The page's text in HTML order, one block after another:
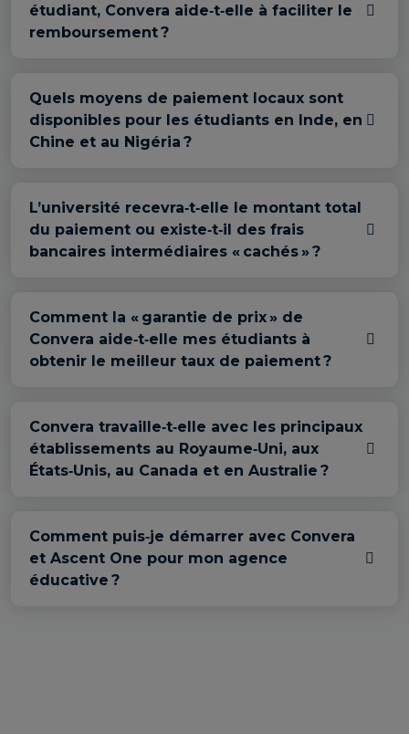
étudiant, Convera aide‑t‑elle à faciliter le
remboursement ?
Quels moyens de paiement locaux sont
disponibles pour les étudiants en Inde, en
Chine et au Nigéria ?
L’université recevra‑t‑elle le montant total
du paiement ou existe‑t‑il des frais
bancaires intermédiaires « cachés » ?
Comment la « garantie de prix » de
Convera aide‑t‑elle mes étudiants à
obtenir le meilleur taux de paiement ?
Convera travaille‑t‑elle avec les principaux
établissements au Royaume‑Uni, aux
États‑Unis, au Canada et en Australie ?
Comment puis‑je démarrer avec Convera
et Ascent One pour mon agence
éducative ?